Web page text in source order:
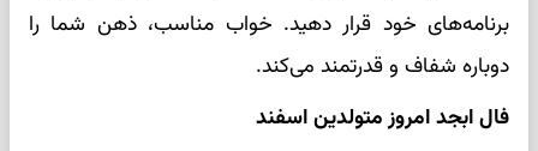
برنامه‌های خود قرار دهید. خواب مناسب، ذهن شما را
دوباره شفاف و قدرتمند می‌کند.
فال ابجد امروز متولدین اسفند